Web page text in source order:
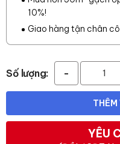
10%!
Giao hàng tận chân
Số lượng: -
THÊM
YÊU